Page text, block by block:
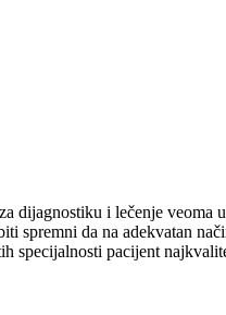
dijagnostiku i lečenje
da na adekvatan
specijalnosti pacijent